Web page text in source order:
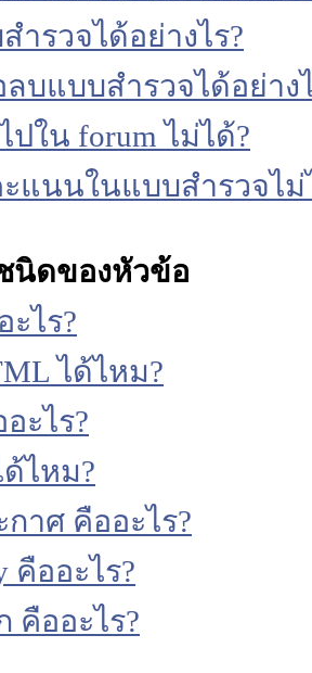
ำรวจได้อย่างไร?
บแบบสำรวจได้อย่าง
ปใน forum ไม่ได้?
แนนในแบบสำรวจไม่
นิดของหัวข้อ
ะไร?
ได้ไหม?
ะไร?
ไหม?
าศ คืออะไร?
คืออะไร?
คืออะไร?